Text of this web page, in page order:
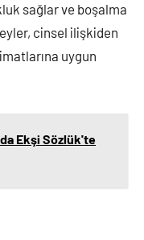
sağlar ve boşalma
cinsel ilişkiden
uygun
Ekşi Sözlük'te